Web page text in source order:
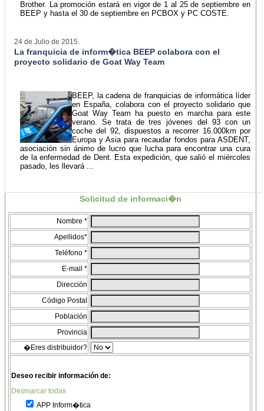
Brother. La promoción estará en vigor de 1 al 25 de septiembre en
BEEP y hasta el 30 de septiembre en PCBOX y PC COSTE.
24 de Julio de 2015.
La franquicia de inform�tica BEEP colabora con el
proyecto solidario de Goat Way Team
BEEP, la cadena de franquicias de informática líder
en España, colabora con el proyecto solidario que
Goat Way Team ha puesto en marcha para este
verano. Se trata de tres jóvenes del 93 con un
coche del 92, dispuestos a recorrer 16.000km por
Europa y Asia para recaudar fondos para ASDENT,
asociación sin ánimo de lucro que lucha para encontrar una cura
de la enfermedad de Dent. Esta expedición, que salió el miércoles
pasado, les llevará ...
Solicitud de informaci�n
Nombre *
Apellidos*
Teléfono *
E-mail *
Dirección
Código Postal
Población
Provincia
�Eres distribuidor?
Deseo recibir información de:
Desmarcar todas
APP Inform�tica